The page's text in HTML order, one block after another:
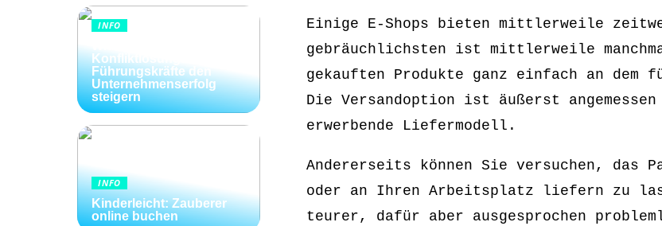
Einige E-Shops bieten mittlerweile
gebräuchlichsten ist mittlerweile
gekauften Produkte ganz einfach an dem
Die Versandoption ist äußerst
erwerbende Liefermodell.
Andererseits können Sie versuchen, das
oder an Ihren Arbeitsplatz liefern zu
teurer, dafür aber ausgesprochen
INFO
Konfliktlösungen der
Führungskräfte den
Unternehmenserfolg
steigern
INFO
Kinderleicht: Zauberer
online buchen